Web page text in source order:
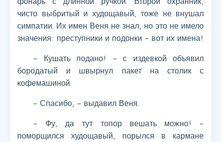
чисто выбритый и худощавый, тоже не внушал
симпатии. Их имен Веня не знал, но это не имело
значения: преступники и подонки – вот их имена!
– Кушать подано! – с издевкой объявил
бородатый и швырнул пакет на столик с
кофемашиной.
– Спасибо, – выдавил Веня.
– Фу, да тут топор вешать можно! –
поморщился худощавый, порылся в кармане